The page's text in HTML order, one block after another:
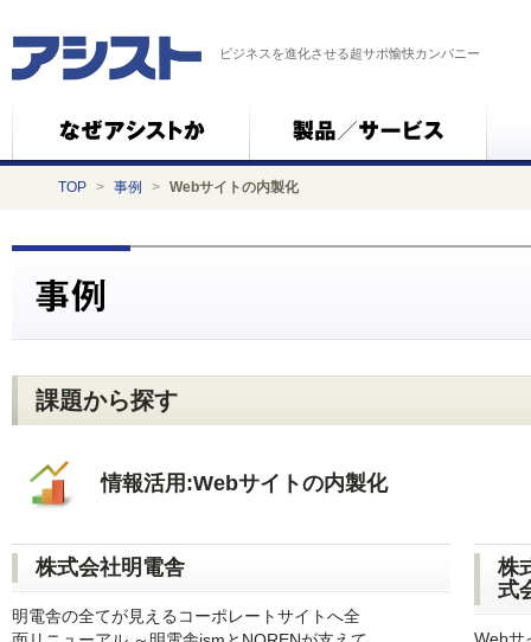
ビジネスを進化させる超サポ愉快カンパニー
TOP > 事例 > Webサイトの内製化
課題から探す
情報活用:Webサイトの内製化
株式会社明電舎
明電舎の全てが見えるコーポレートサイトへ全
株
式